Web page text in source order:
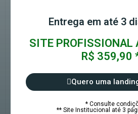
Entrega em até 3
SITE PROFISSIONAL
R$ 359,90
Quero uma
* Consulte
** Site Institucional até 3